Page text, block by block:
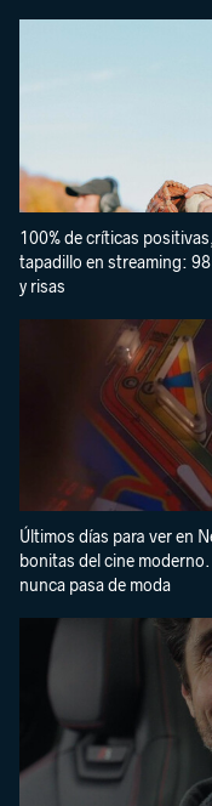
100% de críticas
tapadillo en streaming:
y risas
Últimos días para ver en
bonitas del cine
nunca pasa de moda